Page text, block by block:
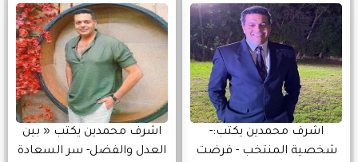
اشرف محمدين يكتب:-
شخصية المنتخب - فرضت
اشرف محمدين يكتب « بين
العدل والفضل- سر السعادة